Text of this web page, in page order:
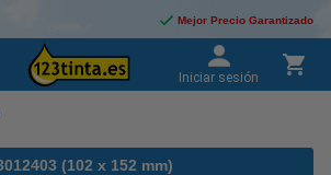
Mejor Precio Garantizado
Iniciar sesión
(102 x 152 mm)